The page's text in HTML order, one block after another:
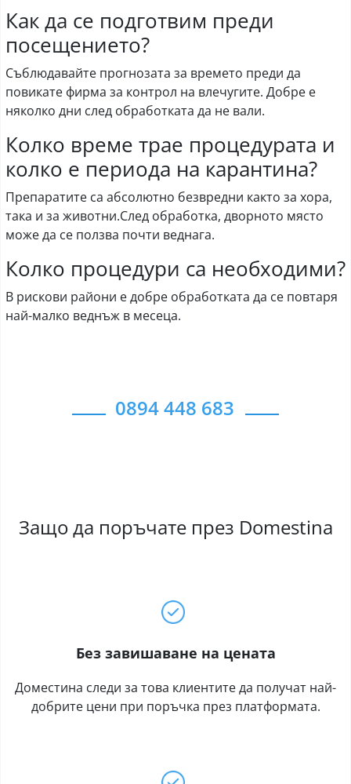
Как да се подготвим преди
посещението?
Съблюдавайте прогнозата за времето преди да
повикате фирма за контрол на влечугите. Добре е
няколко дни след обработката да не вали.
Колко време трае процедурата и
колко е периода на карантина?
Препаратите са абсолютно безвредни както за хора,
така и за животни.След обработка, дворното място
може да се ползва почти веднага.
Колко процедури са необходими?
В рискови райони е добре обработката да се повтаря
най-малко веднъж в месеца.
0894 448 683
Защо да поръчате през Domestina
Без завишаване на цената
Доместина следи за това клиентите да получат най-
добрите цени при поръчка през платформата.